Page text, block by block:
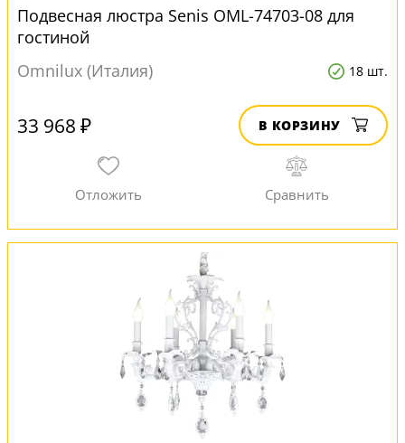
Подвесная люстра Senis OML-74703-08 для
гостиной
Omnilux (Италия)
18 шт.
33 968 ₽ В КОРЗИНУ